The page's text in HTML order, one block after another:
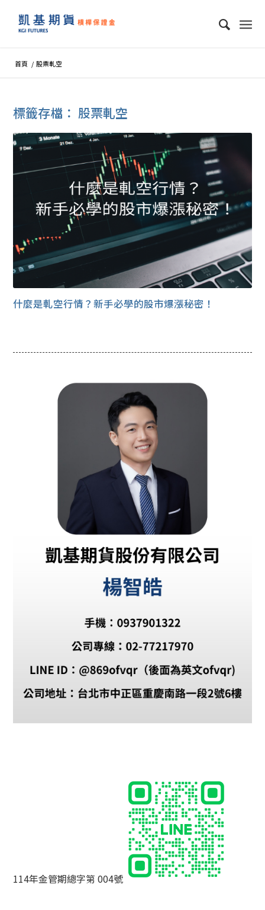
首頁 / 股票軋空
標籤存檔：股票軋空
什麼是軋空行情？新手必學的股市爆漲秘密！
114年金管期總字第 004號